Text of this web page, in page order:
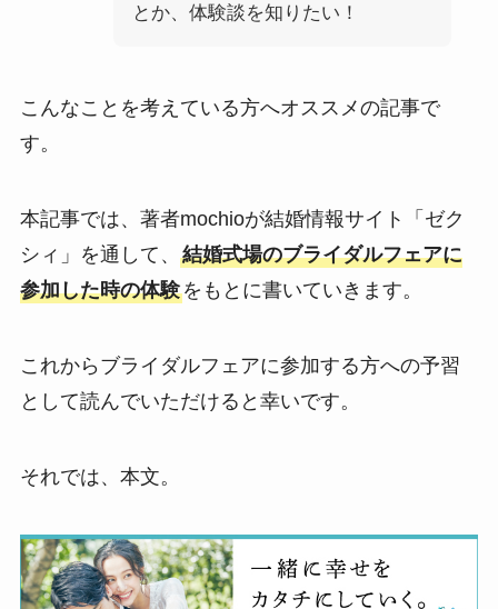
とか、体験談を知りたい！
こんなことを考えている方へオススメの記事で
す。
本記事では、著者mochioが結婚情報サイト「ゼク
シィ」を通して、 結婚式場のブライダルフェアに
参加した時の体験をもとに書いていきます。
これからブライダルフェアに参加する方への予習
として読んでいただけると幸いです。
それでは、本文。